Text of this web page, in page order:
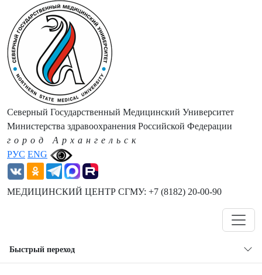
РУС ENG
Северный Государственный Медицинский Университет
Министерства здравоохранения Российской Федерации
город Архангельск
МЕДИЦИНСКИЙ ЦЕНТР СГМУ: +7 (8182) 20-00-90
Быстрый переход